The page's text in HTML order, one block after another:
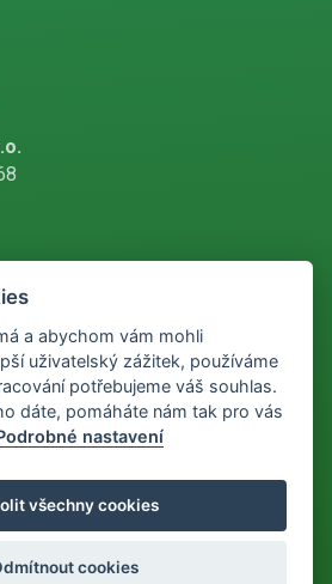
900
praha.cz
je prodávající povinen vystavit
je povinen zaevidovat přijatou tržbu u
technického výpadku pak nejpozději
a abychom vám mohli
uživatelský zážitek, používáme
potřebujeme váš souhlas.
dáte, pomáháte nám tak pro vás
nastavení
všechny cookies
cookies